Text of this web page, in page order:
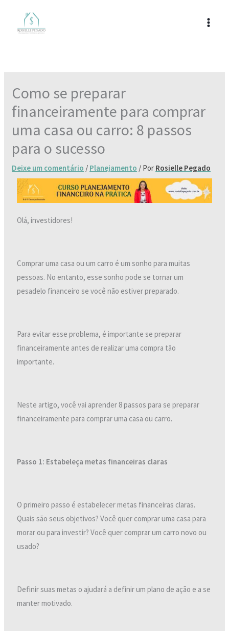
Como se preparar
financeiramente para comprar
uma casa ou carro: 8 passos
para o sucesso
Deixe um comentário / Planejamento / Por Rosielle Pegado
Olá, investidores!
Comprar uma casa ou um carro é um sonho para muitas
pessoas. No entanto, esse sonho pode se tornar um
pesadelo financeiro se você não estiver preparado.
Para evitar esse problema, é importante se preparar
financeiramente antes de realizar uma compra tão
importante.
Neste artigo, você vai aprender 8 passos para se preparar
financeiramente para comprar uma casa ou carro.
Passo 1: Estabeleça metas financeiras claras
O primeiro passo é estabelecer metas financeiras claras.
Quais são seus objetivos? Você quer comprar uma casa para
morar ou para investir? Você quer comprar um carro novo ou
usado?
Definir suas metas o ajudará a definir um plano de ação e a se
manter motivado.